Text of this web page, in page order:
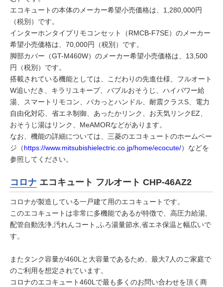
エコキュートの本体のメーカー希望小売価格は、1,280,000円
（税別）です。
インターホンタイプリモコンセット（RMCB-F7SE）のメーカー
希望小売価格は、70,000円（税別）です。
脚部カバー（GT-M460W）のメーカー希望小売価格は、13,500
円（税別）です。
搭載されている機能としては、こだわりの先進仕様、フルオート
W追いだき、キラリユキープ、バブルおそうじ、ハイパワー給
湯、スマートリモコン、パカっとハンドル、耐震クラスS、電力
自由化対応、省エネ制御、あったかリンク、お天気リンクEZ、
おそうじ湯はリンク、MeAMORなどがあります。
なお、機能の詳細については、三菱のエコキュートのホームペー
ジ（https://www.mitsubishielectric.co.jp/home/ecocute/）などを
参照してください。
コロナ エコキュート フルオート CHP-46AZ2
コロナが製造している一戸建て用のエコキュートです。
このエコキュートは非常に多機能であるが特徴で、高圧力給湯,
配管自動洗浄,汚れんコート,ふろ湯量節水,省エネ保温と幅広いで
す。
またタンク容量が460Lと大容量であるため、最大7人のご家庭で
のご利用を想定されています。
コロナのエコキュート460Lで最も多くのお問い合わせを頂く商